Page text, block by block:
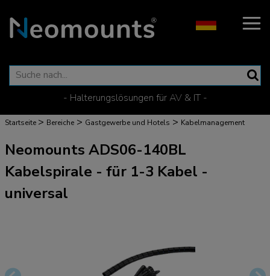
- Halterungslösungen für AV & IT -
Startseite > Bereiche > Gastgewerbe und Hotels > Kabelmanagement
Neomounts ADS06-140BL
Kabelspirale - für 1-3 Kabel -
universal